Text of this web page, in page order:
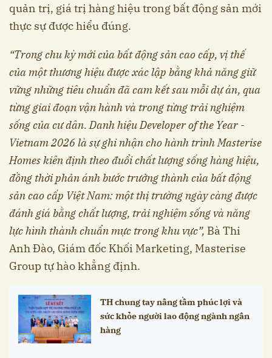
quản trị, giá trị hàng hiệu trong bất động sản mới
thực sự được hiểu đúng.
“Trong chu kỳ mới của bất động sản cao cấp, vị thế
của một thương hiệu được xác lập bằng khả năng giữ
vững những tiêu chuẩn đã cam kết sau mỗi dự án, qua
từng giai đoạn vận hành và trong từng trải nghiệm
sống của cư dân. Danh hiệu Developer of the Year -
Vietnam 2026 là sự ghi nhận cho hành trình Masterise
Homes kiên định theo đuổi chất lượng sống hàng hiệu,
đồng thời phản ánh bước trưởng thành của bất động
sản cao cấp Việt Nam: một thị trường ngày càng được
đánh giá bằng chất lượng, trải nghiệm sống và năng
lực hình thành chuẩn mực trong khu vực”, Bà Thi
Anh Đào, Giám đốc Khối Marketing, Masterise
Group tự hào khẳng định.
TH chung tay nâng tầm phúc lợi và
sức khỏe người lao động ngành ngân
hàng